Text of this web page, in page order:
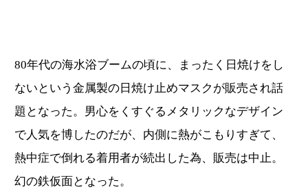
80年代の海水浴ブームの頃に、まったく日焼けをし
ないという金属製の日焼け止めマスクが販売され話
題となった。男心をくすぐるメタリックなデザイン
で人気を博したのだが、内側に熱がこもりすぎて、
熱中症で倒れる着用者が続出した為、販売は中止。
幻の鉄仮面となった。